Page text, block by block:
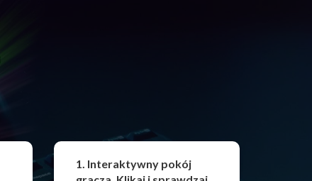
1. Interaktywny pokój